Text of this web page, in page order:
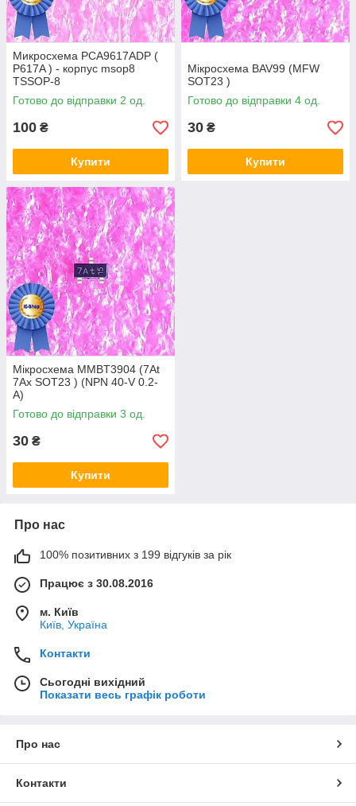
Микросхема PCA9617ADP (
P617A ) - корпус msop8
TSSOP-8
Готово до відправки 2 од.
100 ₴
Купити
Мікросхема BAV99 (MFW
SOT23 )
Готово до відправки 4 од.
30 ₴
Купити
Мікросхема MMBT3904 (7At
7Ax SOT23 ) (NPN 40-V 0.2-
A)
Готово до відправки 3 од.
30 ₴
Купити
Про нас
100% позитивних з 199 відгуків за рік
Працює з 30.08.2016
м. Київ
Київ, Україна
Контакти
Сьогодні вихідний
Показати весь графік роботи
Про нас
Контакти